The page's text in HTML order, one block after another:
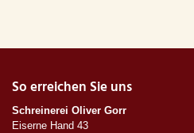
So erreichen Sie uns
Schreinerei Oliver Gorr
Eiserne Hand 43